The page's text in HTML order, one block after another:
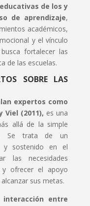
de los y
de aprendizaje,
académicos,
y el vínculo
fortalecer las
de las escuelas.
SOBRE LAS
expertos como
Viel (2011), es una
allá de la simple
Se trata de un
y sostenido en el
las necesidades
y ofrecer el apoyo
sus metas.
entre